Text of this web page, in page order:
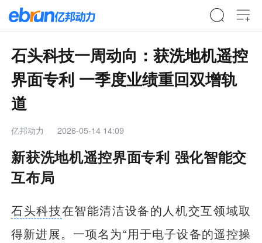
石头科技一周动向：获洗地机遥控
界面专利 一季度业绩重回双增轨
道
亿邦动力 2026-05-14 14:09
新获洗地机遥控界面专利 强化智能交
互布局
石头科技在智能清洁设备的人机交互领域取
得新进展。一项名为“用于电子设备的遥控操